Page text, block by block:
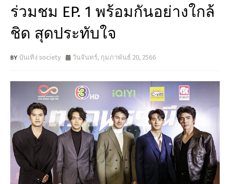
ร่วมชม EP. 1 พร้อมกันอย่างใกล้
ชิด สุดประทับใจ
บันเทิง society วันจันทร์, กุมภาพันธ์ 20, 2566